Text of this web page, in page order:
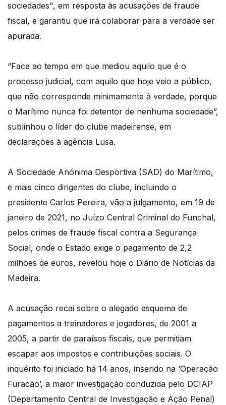
sociedades", em resposta às acusações de fraude
fiscal, e garantiu que irá colaborar para a verdade ser
apurada.
“Face ao tempo em que mediou aquilo que é o
processo judicial, com aquilo que hoje veio a público,
que não corresponde minimamente à verdade, porque
o Marítimo nunca foi detentor de nenhuma sociedade”,
sublinhou o líder do clube madeirense, em
declarações à agência Lusa.
A Sociedade Anónima Desportiva (SAD) do Marítimo,
e mais cinco dirigentes do clube, incluindo o
presidente Carlos Pereira, vão a julgamento, em 19 de
janeiro de 2021, no Juízo Central Criminal do Funchal,
pelos crimes de fraude fiscal contra a Segurança
Social, onde o Estado exige o pagamento de 2,2
milhões de euros, revelou hoje o Diário de Notícias da
Madeira.
A acusação recai sobre o alegado esquema de
pagamentos a treinadores e jogadores, de 2001 a
2005, a partir de paraísos fiscais, que permitiam
escapar aos impostos e contribuições sociais. O
inquérito foi iniciado há 14 anos, inserido na ‘Operação
Furacão’, a maior investigação conduzida pelo DCIAP
(Departamento Central de Investigação e Ação Penal)